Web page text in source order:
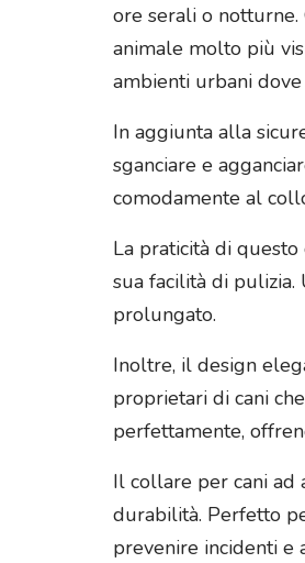
ore serali o
animale molto più
ambienti urbani
In aggiunta alla
sganciare e
comodamente al
La praticità di
sua facilità di
prolungato.
Inoltre, il design
proprietari di cani
perfettamente,
Il collare per cani ad
durabilità. Perfetto
prevenire incidenti e